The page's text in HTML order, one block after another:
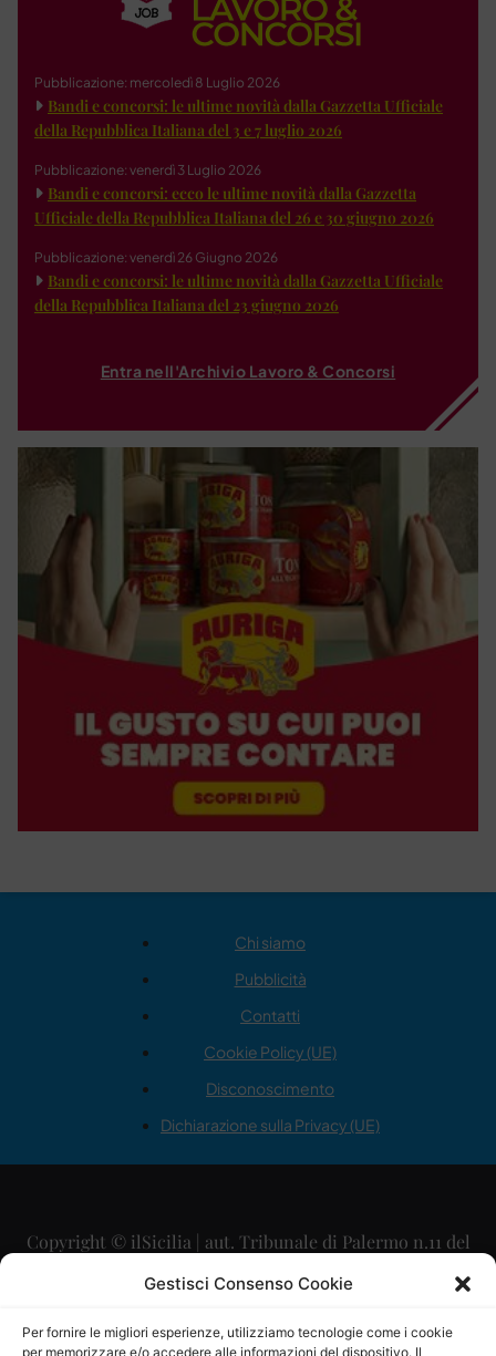
Gestisci Consenso Cookie
Per fornire le migliori esperienze, utilizziamo tecnologie come i cookie
per memorizzare e/o accedere alle informazioni del dispositivo. Il
Pubblicazione: mercoledì 8 Luglio 2026
Bandi e concorsi: le ultime novità dalla Gazzetta Ufficiale
della Repubblica Italiana del 3 e 7 luglio 2026
Pubblicazione: venerdì 3 Luglio 2026
Bandi e concorsi: ecco le ultime novità dalla Gazzetta
Ufficiale della Repubblica Italiana del 26 e 30 giugno 2026
Pubblicazione: venerdì 26 Giugno 2026
Bandi e concorsi: le ultime novità dalla Gazzetta Ufficiale
della Repubblica Italiana del 23 giugno 2026
Entra nell'Archivio Lavoro & Concorsi
Chi siamo
Pubblicità
Contatti
Cookie Policy (UE)
Disconoscimento
Dichiarazione sulla Privacy (UE)
Copyright © ilSicilia | aut. Tribunale di Palermo n.11 del
29/09/2015